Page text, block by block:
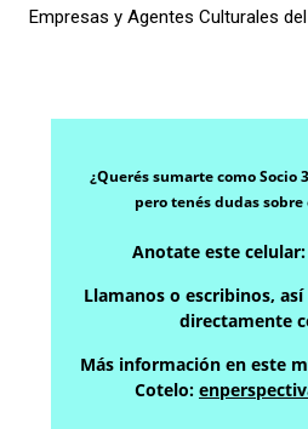
Empresas y Agentes Culturales del
¿Querés sumarte como Socio
pero tenés dudas sobre
Anotate este celular:
Llamanos o escribinos,
directamente
Más información en este
Cotelo: